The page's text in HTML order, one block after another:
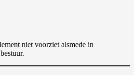
niet voorziet alsmede in